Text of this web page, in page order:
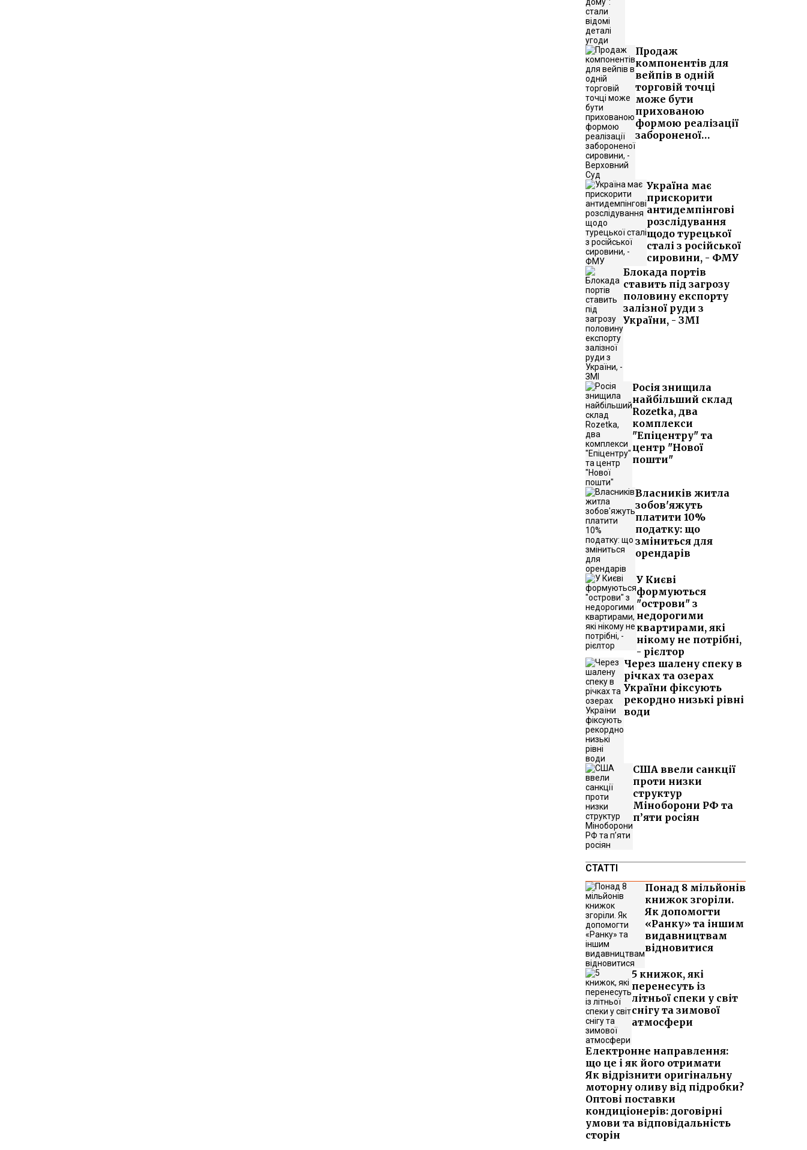
Продаж
компонентів для
вейпів в одній
торговій точці
може бути
прихованою
формою реалізації
забороненої
Україна має
прискорити
антидемпінгові
розслідування
щодо турецької
сталі з російської
сировини, - ФМУ
Блокада портів
ставить під загрозу
половину експорту
залізної руди з
України, - ЗМІ
Росія знищила
найбільший склад
Rozetka, два
комплекси
"Епіцентру" та
центр "Нової
пошти"
Власників житла
зобов'яжуть
платити 10%
податку: що
зміниться для
орендарів
У Києві
формуються
"острови" з
недорогими
квартирами, які
нікому не потрібні,
- рієлтор
Через шалену спеку в
річках та озерах
України фіксують
рекордно низькі рівні
води
США ввели санкції
проти низки
структур
Міноборони РФ та
п’яти росіян
СТАТТІ
Понад 8 мільйонів
книжок згоріли.
Як допомогти
«Ранку» та іншим
видавництвам
відновитися
5 книжок, які
перенесуть із
літньої спеки у світ
снігу та зимової
атмосфери
Електронне направлення:
що це і як його отримати
Як відрізнити оригінальну
моторну оливу від підробки?
Оптові поставки
кондиціонерів: договірні
умови та відповідальність
сторін